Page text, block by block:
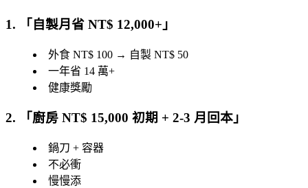
1. 「 自製月省 NT$ 12,000+ 」
外食 NT$ 100 → 自製 NT$ 50
一年省 14 萬+
健康獎勵
2. 「 廚房 NT$ 15,000 初期 + 2-3 月回本 」
鍋刀 + 容器
不必衝
慢慢添